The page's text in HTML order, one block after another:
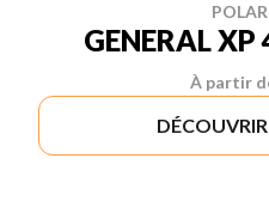
GENERAL XP
À partir